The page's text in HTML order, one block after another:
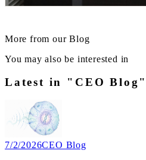
More from our Blog
You may also be interested in
Latest in "CEO Blog"
7/2/2026CEO Blog